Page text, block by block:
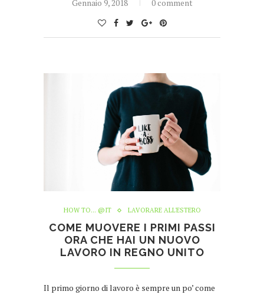
Gennaio 9, 2018 0 comment
HOW TO... @IT LAVORARE ALL'ESTERO
COME MUOVERE I PRIMI PASSI
ORA CHE HAI UN NUOVO
LAVORO IN REGNO UNITO
Il primo giorno di lavoro è sempre un po’ come